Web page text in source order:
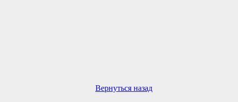
Вернуться назад